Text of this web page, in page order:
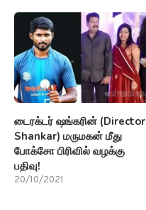
டைரக்டர் ஷங்கரின் (Director
Shankar) மருமகன் மீது
போக்சோ பிரிவில் வழக்கு
பதிவு!
20/10/2021